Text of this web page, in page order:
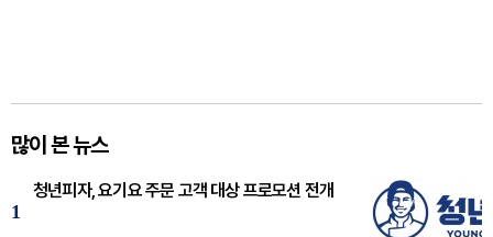
많이 본 뉴스
1
청년피자, 요기요 주문 고객 대상 프로모션 전개